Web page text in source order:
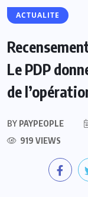
ACTUALITE
Le PDP
de
BY PAYPEOPLE
919 VIEWS